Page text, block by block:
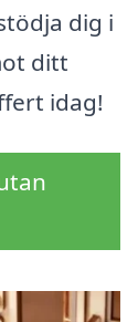
dig i
ditt
idag!